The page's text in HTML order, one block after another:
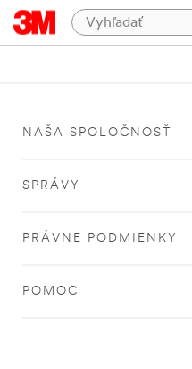
NAŠA SPOLOČNOSŤ
SPRÁVY
PRÁVNE PODMIENKY
POMOC